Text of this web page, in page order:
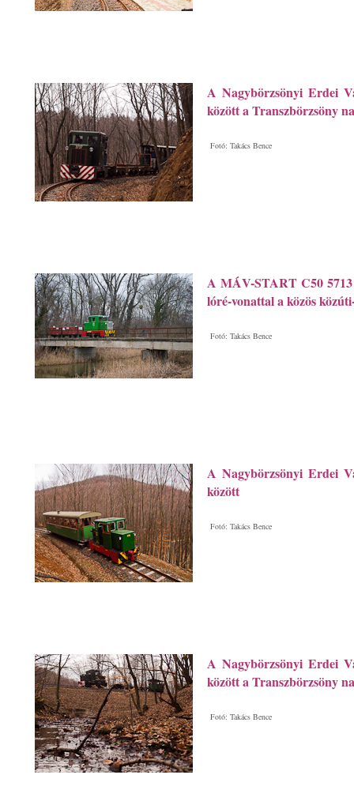
A Nagybörzsönyi Erdei
között a Transzbörzsöny
Fotó: Takács Bence
A MÁV-START C50 5713
lóré-vonattal a közös
Fotó: Takács Bence
A Nagybörzsönyi Erdei
között
Fotó: Takács Bence
A Nagybörzsönyi Erdei
között a Transzbörzsöny
Fotó: Takács Bence